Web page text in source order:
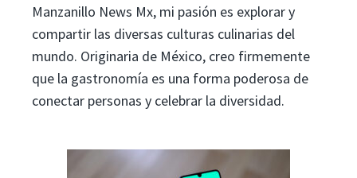
Manzanillo News Mx, mi pasión es explorar y
compartir las diversas culturas culinarias del
mundo. Originaria de México, creo firmemente
que la gastronomía es una forma poderosa de
conectar personas y celebrar la diversidad.